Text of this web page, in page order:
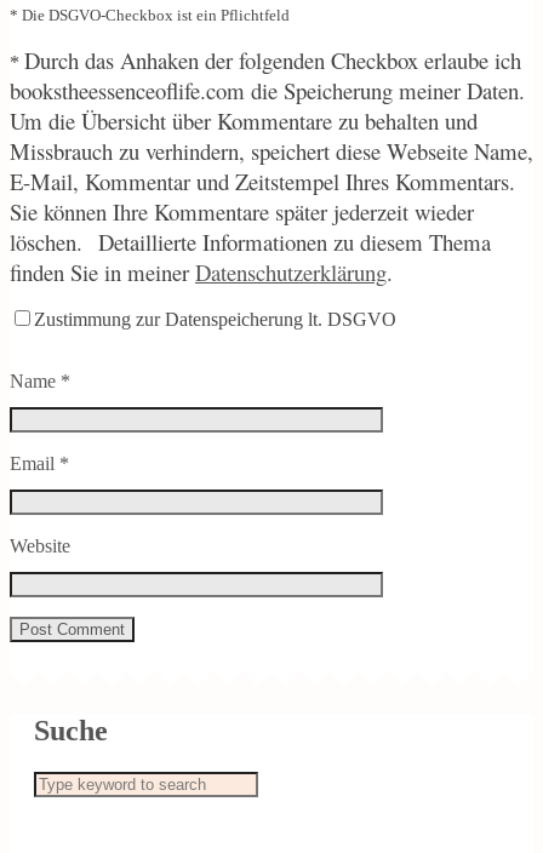
* Die DSGVO-Checkbox ist ein Pflichtfeld
* Durch das Anhaken der folgenden Checkbox erlaube ich
bookstheessenceoflife.com die Speicherung meiner Daten.
Um die Übersicht über Kommentare zu behalten und
Missbrauch zu verhindern, speichert diese Webseite Name,
E-Mail, Kommentar und Zeitstempel Ihres Kommentars.
Sie können Ihre Kommentare später jederzeit wieder
löschen. Detaillierte Informationen zu diesem Thema
finden Sie in meiner Datenschutzerklärung.
Zustimmung zur Datenspeicherung lt. DSGVO
Name *
Email *
Website
Suche